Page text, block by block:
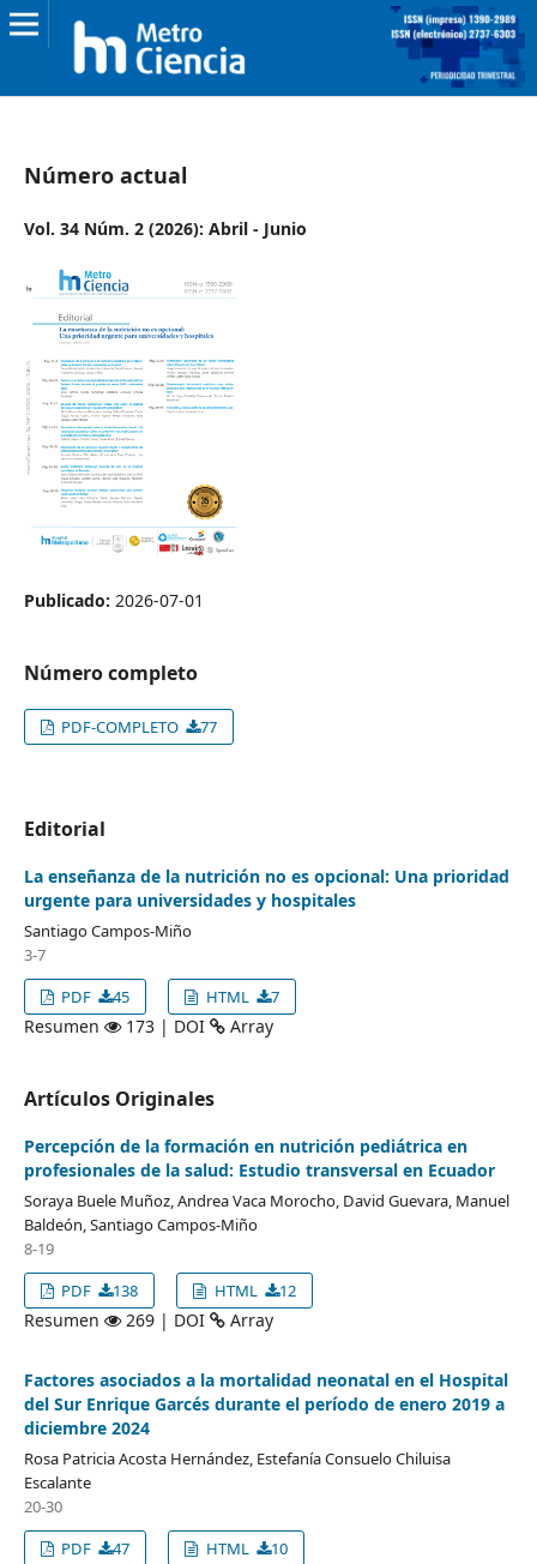
Número actual
Vol. 34 Núm. 2 (2026): Abril - Junio
Publicado: 2026-07-01
Número completo
PDF-COMPLETO 77
Editorial
La enseñanza de la nutrición no es opcional: Una prioridad
urgente para universidades y hospitales
Santiago Campos-Miño
3-7
PDF
45 HTML 7
Resumen 173 | DOI Array
Artículos Originales
Percepción de la formación en nutrición pediátrica en
profesionales de la salud: Estudio transversal en Ecuador
Soraya Buele Muñoz, Andrea Vaca Morocho, David Guevara, Manuel
Baldeón, Santiago Campos-Miño
8-19
PDF
138 HTML 12
Resumen 269 | DOI Array
Factores asociados a la mortalidad neonatal en el Hospital
del Sur Enrique Garcés durante el período de enero 2019 a
diciembre 2024
Rosa Patricia Acosta Hernández, Estefanía Consuelo Chiluisa
Escalante
20-30
PDF
47 HTML 10